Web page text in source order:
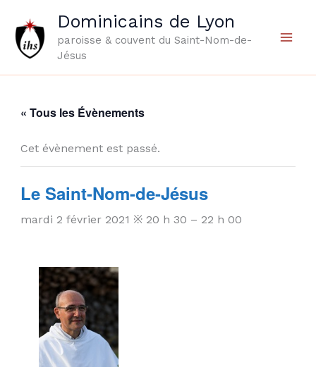
contenu
Dominicains de Lyon
paroisse & couvent du Saint-Nom-de-
Jésus
« Tous les Évènements
Cet évènement est passé.
Le Saint-Nom-de-Jésus
mardi 2 février 2021 ※ 20 h 30 – 22 h 00